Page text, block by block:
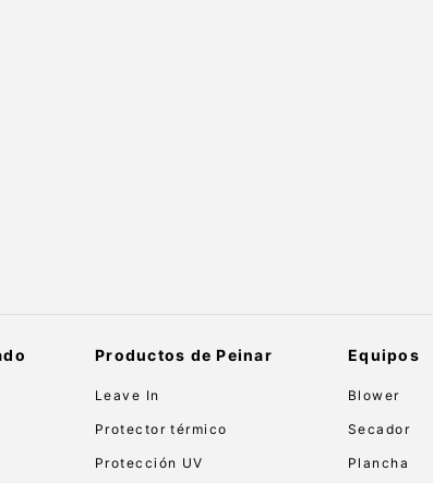
Productos de Peinar
Leave In
Protector térmico
Protección UV
Equipos
Blower
Secador
Plancha